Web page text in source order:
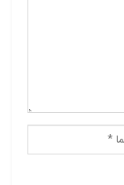
“القدس العربي”
جنبش حوثي نيز
مرزي ميان
ميان طرفين